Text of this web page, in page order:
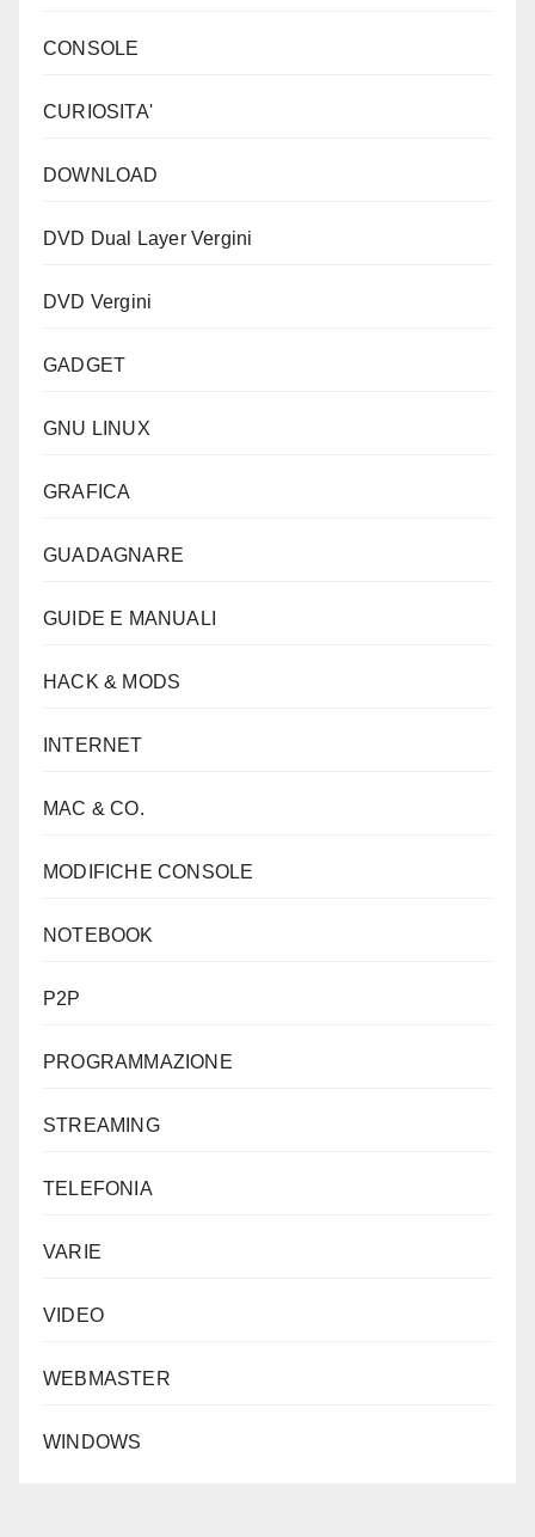
CONSOLE
CURIOSITA'
DOWNLOAD
DVD Dual Layer Vergini
DVD Vergini
GADGET
GNU LINUX
GRAFICA
GUADAGNARE
GUIDE E MANUALI
HACK & MODS
INTERNET
MAC & CO.
MODIFICHE CONSOLE
NOTEBOOK
P2P
PROGRAMMAZIONE
STREAMING
TELEFONIA
VARIE
VIDEO
WEBMASTER
WINDOWS